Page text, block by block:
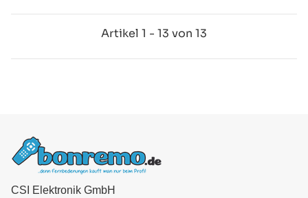
Artikel 1 - 13 von 13
CSI Elektronik GmbH